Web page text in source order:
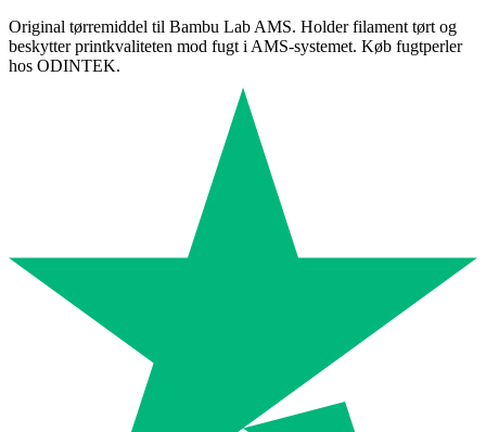
Original tørremiddel til Bambu Lab AMS. Holder filament tørt og
beskytter printkvaliteten mod fugt i AMS-systemet. Køb fugtperler
hos ODINTEK.